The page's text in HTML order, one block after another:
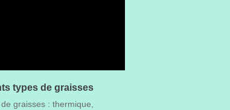
types de graisses
graisses : thermique,